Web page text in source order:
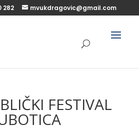
282 mvukdragovic@gmail.com
FESTIVAL